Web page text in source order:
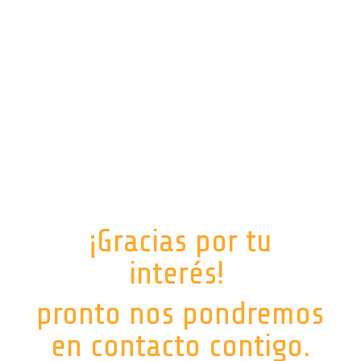
¡Gracias por tu
interés!
pronto nos pondremos
en contacto contigo.